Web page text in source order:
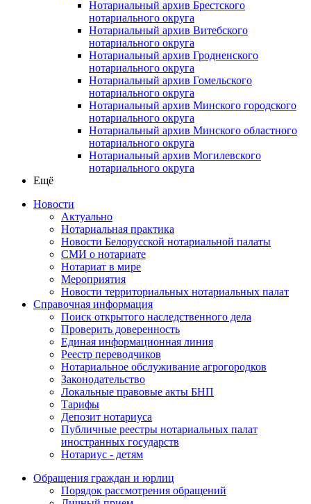
Нотариальный архив Брестского
нотариального округа
Нотариальный архив Витебского
нотариального округа
Нотариальный архив Гродненского
нотариального округа
Нотариальный архив Гомельского
нотариального округа
Нотариальный архив Минского городского
нотариального округа
Нотариальный архив Минского областного
нотариального округа
Нотариальный архив Могилевского
нотариального округа
Ещё
Новости
Актуально
Нотариальная практика
Новости Белорусской нотариальной палаты
СМИ о нотариате
Нотариат в мире
Мероприятия
Новости территориальных нотариальных палат
Справочная информация
Поиск открытого наследственного дела
Проверить доверенность
Единая информационная линия
Реестр переводчиков
Нотариальное обслуживание агрогородков
Законодательство
Локальные правовые акты БНП
Тарифы
Депозит нотариуса
Публичные реестры нотариальных палат
иностранных государств
Нотариус - детям
Обращения граждан и юрлиц
Порядок рассмотрения обращений